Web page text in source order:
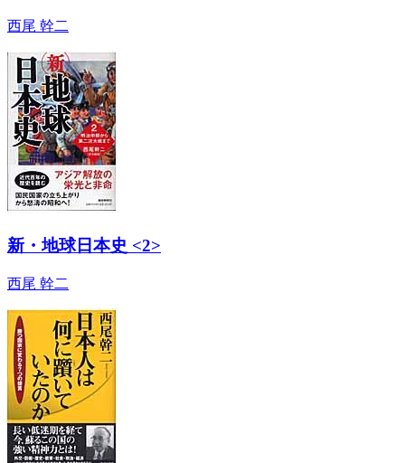
西尾 幹二
新・地球日本史 <2>
西尾 幹二